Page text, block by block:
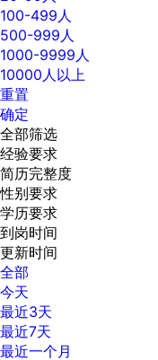
100-499人
500-999人
1000-9999人
10000人以上
重置
确定
全部筛选
经验要求
简历完整度
性别要求
学历要求
到岗时间
更新时间
全部
今天
最近3天
最近7天
最近一个月